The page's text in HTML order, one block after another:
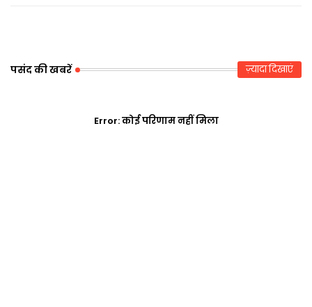
पसंद की खबरें ज़्यादा दिखाएं
Error:कोई परिणाम नहीं मिला